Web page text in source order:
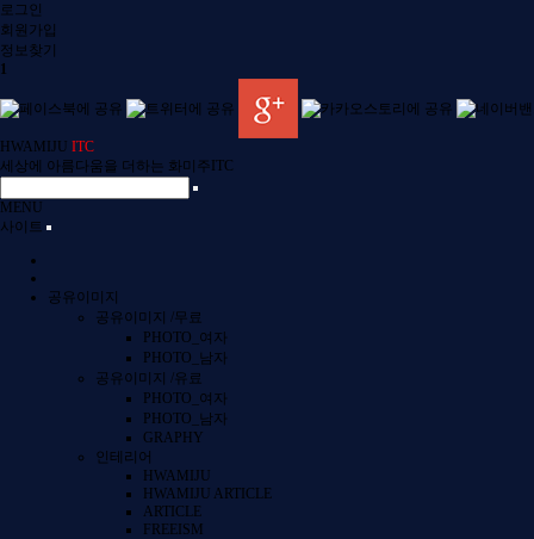
로그인
회원 가입
정보찾기
1
HWAMIJU ITC
세상에 아름다움을 더하는 화미주ITC
MENU
사이트
공유이미지
공유이미지 /무료
PHOTO_여자
PHOTO_남자
공유이미지 /유료
PHOTO_여자
PHOTO_남자
GRAPHY
인테리어
HWAMIJU
HWAMIJU ARTICLE
ARTICLE
FREEISM